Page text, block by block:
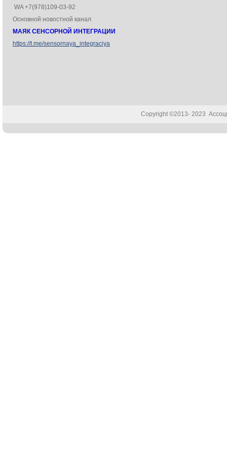
WA +7(978)109-03-92
Основной новостной канал
МАЯК СЕНСОРНОЙ ИНТЕГРАЦИИ
https://t.me/sensornaya_integraciya
Copyright ©2013- 2023